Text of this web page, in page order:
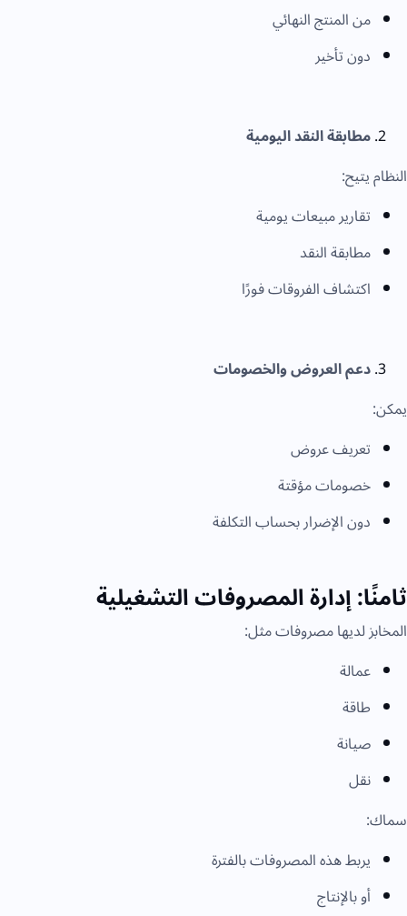
من المنتج النهائي
دون تأخير
مطابقة النقد اليومية
النظام يتيح:
تقارير مبيعات يومية
مطابقة النقد
اكتشاف الفروقات فورًا
دعم العروض والخصومات
يمكن:
تعريف عروض
خصومات مؤقتة
دون الإضرار بحساب التكلفة
ثامنًا: إدارة المصروفات التشغيلية
المخابز لديها مصروفات مثل:
عمالة
طاقة
صيانة
نقل
سماك:
يربط هذه المصروفات بالفترة
أو بالإنتاج